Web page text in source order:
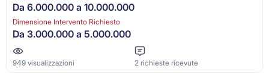
Da 6.000.000 a 10.000.000
Dimensione Intervento Richiesto
Da 3.000.000 a 5.000.000
949 visualizzazioni 2 richieste ricevute